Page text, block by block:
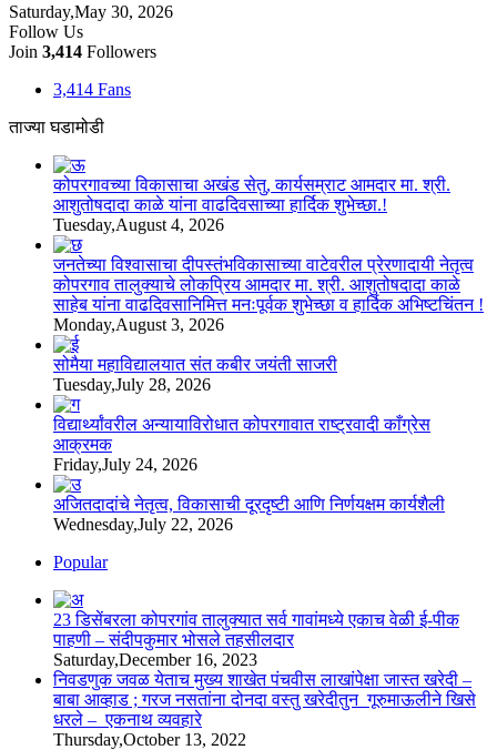
Saturday,May 30, 2026
Follow Us
Join 3,414 Followers
3,414 Fans
ताज्या घडामोडी
कोपरगावच्या विकासाचा अखंड सेतु, कार्यसम्राट आमदार मा. श्री.
आशुतोषदादा काळे यांना वाढदिवसाच्या हार्दिक शुभेच्छा.!
Tuesday,August 4, 2026
जनतेच्या विश्वासाचा दीपस्तंभविकासाच्या वाटेवरील प्रेरणादायी नेतृत्व
कोपरगाव तालुक्याचे लोकप्रिय आमदार मा. श्री. आशुतोषदादा काळे
साहेब यांना वाढदिवसानिमित्त मनःपूर्वक शुभेच्छा व हार्दिक अभिष्टचिंतन !
Monday,August 3, 2026
सोमैया महाविद्यालयात संत कबीर जयंती साजरी
Tuesday,July 28, 2026
विद्यार्थ्यांवरील अन्यायाविरोधात कोपरगावात राष्ट्रवादी काँग्रेस
आक्रमक
Friday,July 24, 2026
अजितदादांचे नेतृत्व, विकासाची दूरदृष्टी आणि निर्णयक्षम कार्यशैली
Wednesday,July 22, 2026
Popular
23 डिसेंबरला कोपरगांव तालुक्‍यात सर्व गावांमध्ये एकाच वेळी ई-पीक
पाहणी – संदीपकुमार भोसले तहसीलदार
Saturday,December 16, 2023
निवडणुक जवळ येताच मुख्य शाखेत पंचवीस लाखांपेक्षा जास्त खरेदी –
बाबा आव्हाड ; गरज नसतांना दोनदा वस्तु खरेदीतुन गूरुमाऊलीने खिसे
धरले – एकनाथ व्यवहारे
Thursday,October 13, 2022